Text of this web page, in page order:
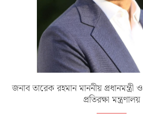
জনাব তারেক রহমান মাননীয় প্রধানমন্ত্রী ও
প্রতিরক্ষা মন্ত্রণালয়